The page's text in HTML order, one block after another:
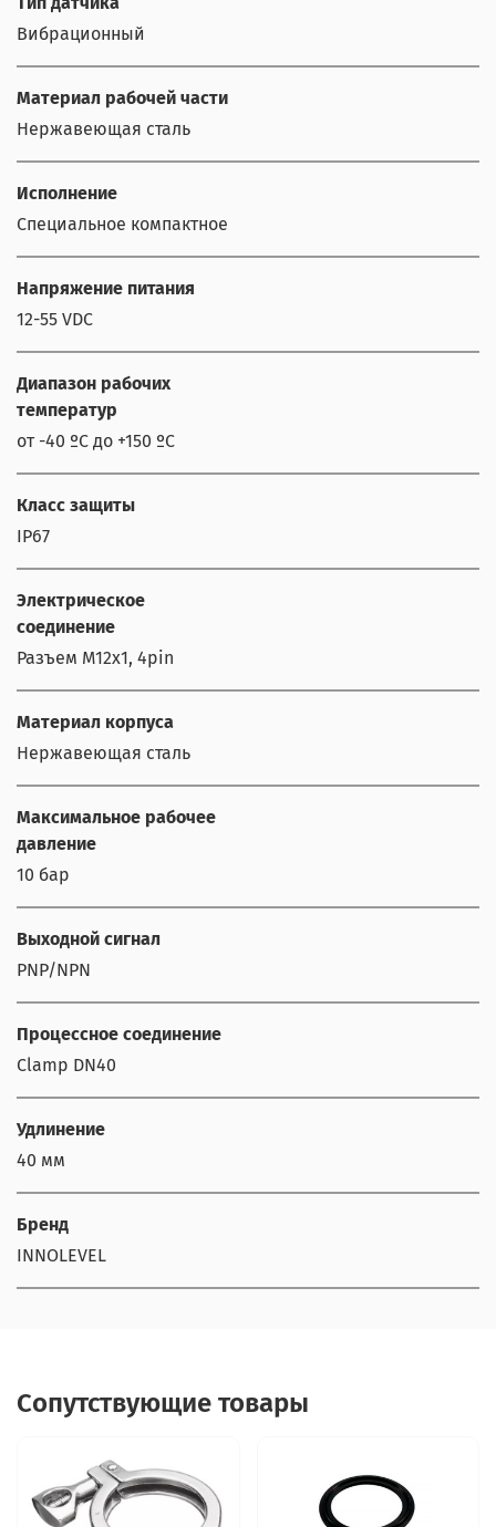
Вибрационный
Материал рабочей части
Нержавеющая сталь
Исполнение
Специальное компактное
Напряжение питания
12-55 VDC
Диапазон рабочих
температур
от -40 ºС до +150 ºС
Класс защиты
IP67
Электрическое
соединение
Разъем M12x1, 4pin
Материал корпуса
Нержавеющая сталь
Максимальное рабочее
давление
10 бар
Выходной сигнал
PNP/NPN
Процессное соединение
Clamp DN40
Удлинение
40 мм
Бренд
INNOLEVEL
Сопутствующие товары